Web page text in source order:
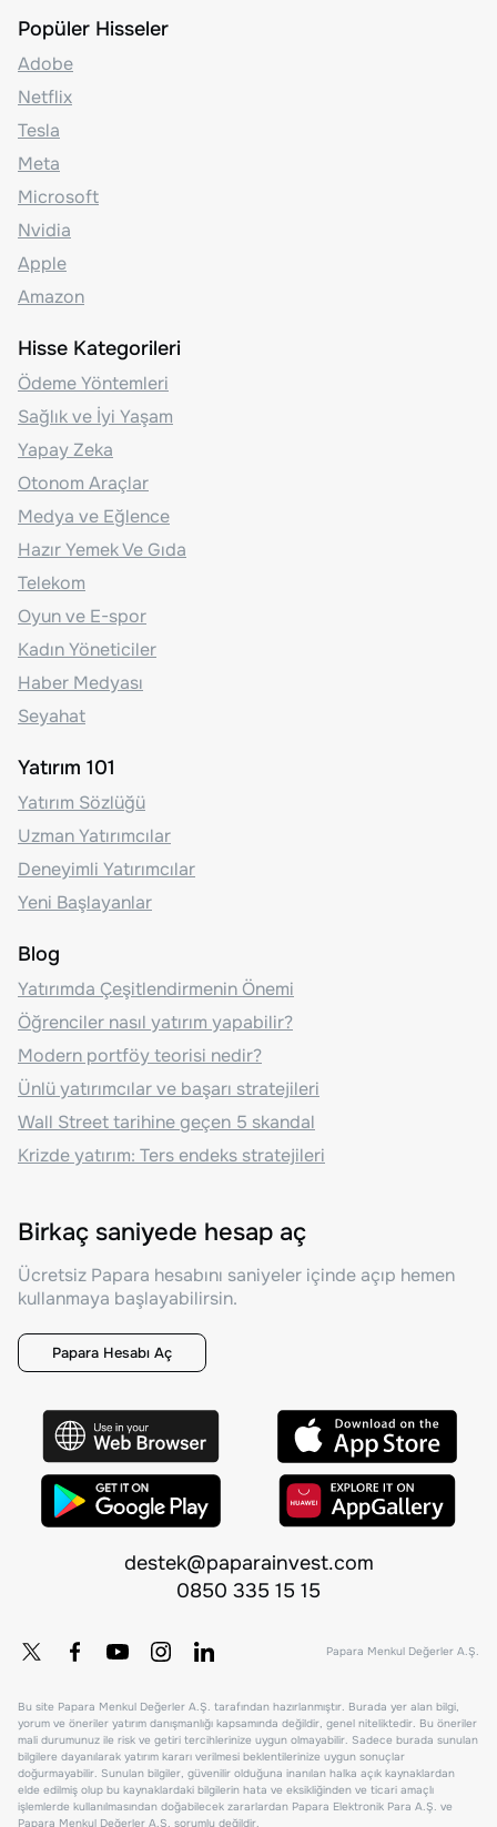
Popüler Hisseler
Adobe
Netflix
Tesla
Meta
Microsoft
Nvidia
Apple
Amazon
Hisse Kategorileri
Ödeme Yöntemleri
Sağlık ve İyi Yaşam
Yapay Zeka
Otonom Araçlar
Medya ve Eğlence
Hazır Yemek Ve Gıda
Telekom
Oyun ve E-spor
Kadın Yöneticiler
Haber Medyası
Seyahat
Yatırım 101
Yatırım Sözlüğü
Uzman Yatırımcılar
Deneyimli Yatırımcılar
Yeni Başlayanlar
Blog
Yatırımda Çeşitlendirmenin Önemi
Öğrenciler nasıl yatırım yapabilir?
Modern portföy teorisi nedir?
Ünlü yatırımcılar ve başarı stratejileri
Wall Street tarihine geçen 5 skandal
Krizde yatırım: Ters endeks stratejileri
Birkaç saniyede hesap aç
Ücretsiz Papara hesabını saniyeler içinde açıp hemen
kullanmaya başlayabilirsin.
Papara Hesabı Aç
destek@paparainvest.com
0850 335 15 15
Papara Menkul Değerler A.Ş.
Bu site Papara Menkul Değerler A.Ş. tarafından hazırlanmıştır. Burada yer alan bilgi,
yorum ve öneriler yatırım danışmanlığı kapsamında değildir, genel niteliktedir. Bu öneriler
mali durumunuz ile risk ve getiri tercihlerinize uygun olmayabilir. Sadece burada sunulan
bilgilere dayanılarak yatırım kararı verilmesi beklentilerinize uygun sonuçlar
doğurmayabilir. Sunulan bilgiler, güvenilir olduğuna inanılan halka açık kaynaklardan
elde edilmiş olup bu kaynaklardaki bilgilerin hata ve eksikliğinden ve ticari amaçlı
işlemlerde kullanılmasından doğabilecek zararlardan Papara Elektronik Para A.Ş. ve
Papara Menkul Değerler A.Ş. sorumlu değildir.